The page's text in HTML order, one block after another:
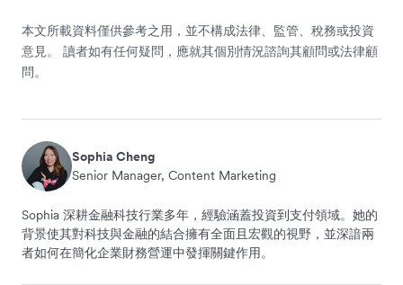
本文所載資料僅供參考之用，並不構成法律、監管、稅務或投資
意見。 讀者如有任何疑問，應就其個別情況諮詢其顧問或法律顧
問。
Sophia Cheng
Senior Manager, Content Marketing
Sophia 深耕金融科技行業多年，經驗涵蓋投資到支付領域。她的
背景使其對科技與金融的結合擁有全面且宏觀的視野，並深諳兩
者如何在簡化企業財務營運中發揮關鍵作用。